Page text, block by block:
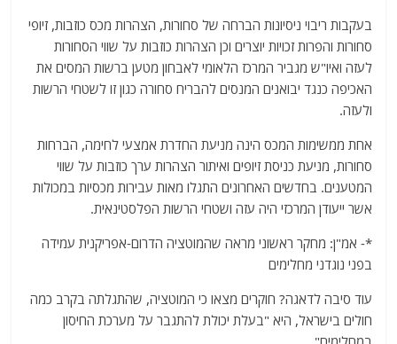
בעקבות ריבוי ניסיונות הברחה של סחורות, הצהרות מכס כוזבות, זיופי
סחורות והפרות זכויות יוצרים וכן הצהרות כוזבות על שווי הסחורות
לעזה ואיו"ש מגביר המרכז הלאומי לאבחון מטען ברשות המסים את
האכיפה כנגד יבואנים המנסים להבריח סחורה כגון זו לשטחי הרשות
ולעזה.
אחת ממשימות המכס הינה מניעת החדרת אמצעי לחימה, הברחות
סחורות, מניעת כניסת זיופים ואיתור הצהרות ערך כוזבות על שווי
המטענים. בחדשים האחרונים התגלו מאות עבירות מכסיות במכולות
אשר ייעודן המרכזי היה עזה ושטחי הרשות הפלסטינאית.
*- אמ"ן: מחקר ראשוני מראה שהמוטציה הדרום-אפריקנית עמידה
בפני נוגדני מחלימים
עוד סיבה לדאגה? חוקרים מצאו כי המוטציה, שהתגלתה בקרב כמה
חולים בישראל, היא "בעלת יכולת להתגבר על מערכת החיסון